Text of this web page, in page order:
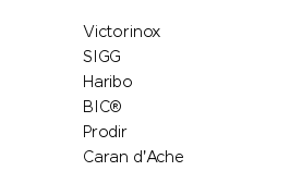
Victorinox
SIGG
Haribo
BIC®
Prodir
Caran d'Ache